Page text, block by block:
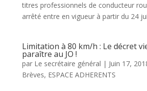
titres professionnels de conducteur
arrêté entre en vigueur à partir du 24
Limitation à 80 km/h : Le décret
paraître au JO !
par Le secrétaire général | Juin 17,
Brèves, ESPACE ADHERENTS